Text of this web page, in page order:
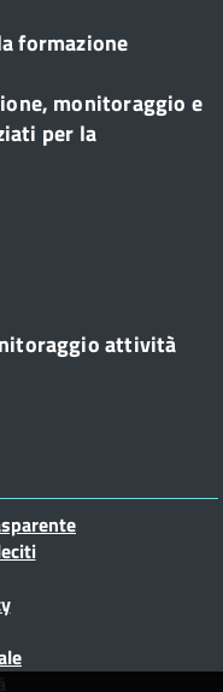
formazione
monitoraggio e
per la
attività